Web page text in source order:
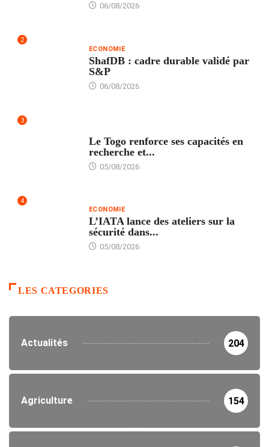
06/08/2026
2
ECONOMIE
ShafDB : cadre durable validé par
S&P
06/08/2026
3
Le Togo renforce ses capacités en
recherche et...
05/08/2026
4
ECONOMIE
L’IATA lance des ateliers sur la
sécurité dans...
05/08/2026
LES CATEGORIES
Actualités 204
Agriculture 154